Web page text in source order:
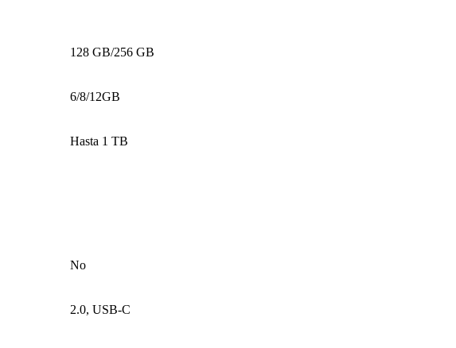
128 GB/256 GB
6/8/12GB
Hasta 1 TB
No
2.0, USB-C